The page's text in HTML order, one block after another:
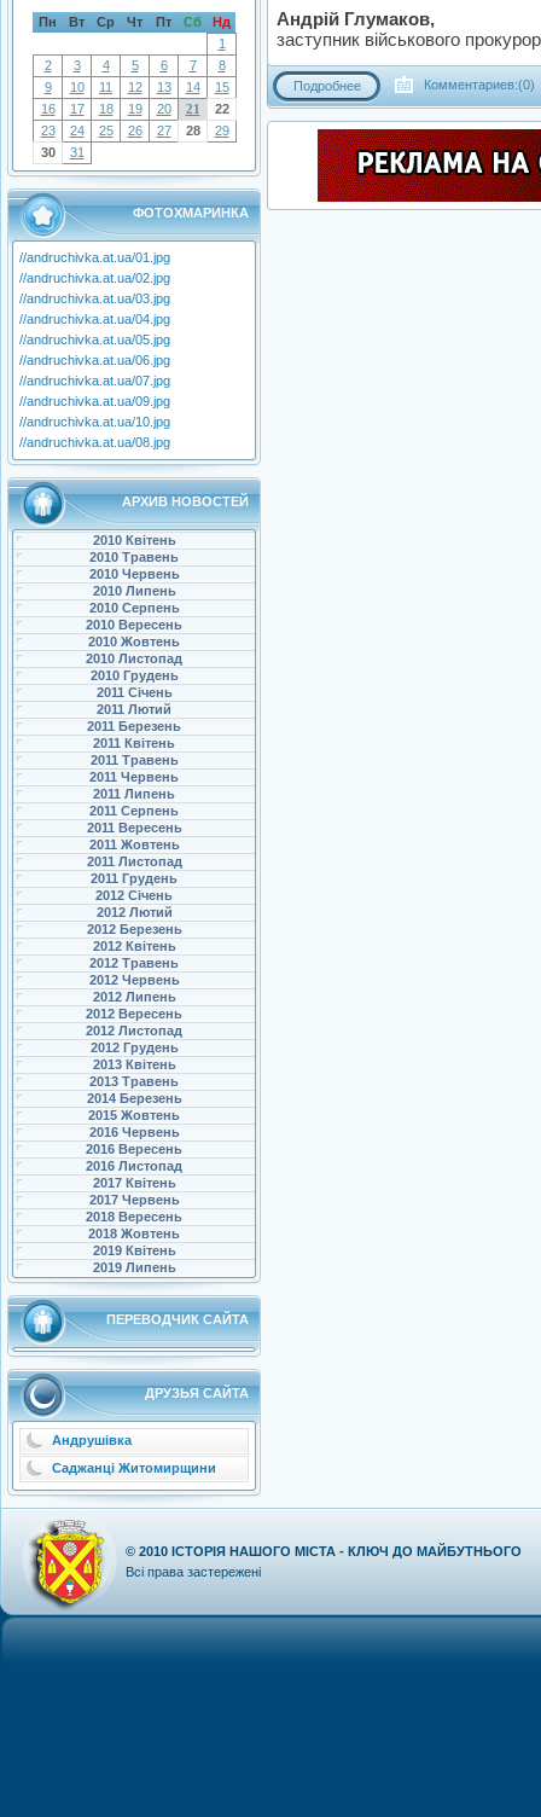
Пн Вт Ср Чт Пт Сб
Нд
1
2
3 4 5 6 7
8
9
10 11 12 13 14
15
16
17 18 19 20 21
22
23
24 25 26 27 28
29
30
31
ФОТОХМАРИНКА
//andruchivka.at.ua/01.jpg
//andruchivka.at.ua/02.jpg
//andruchivka.at.ua/03.jpg
//andruchivka.at.ua/04.jpg
//andruchivka.at.ua/05.jpg
//andruchivka.at.ua/06.jpg
//andruchivka.at.ua/07.jpg
//andruchivka.at.ua/09.jpg
//andruchivka.at.ua/10.jpg
//andruchivka.at.ua/08.jpg
АРХИВ НОВОСТЕЙ
2010 Квітень
2010 Травень
2010 Червень
2010 Липень
2010 Серпень
2010 Вересень
2010 Жовтень
2010 Листопад
2010 Грудень
2011 Січень
2011 Лютий
2011 Березень
2011 Квітень
2011 Травень
2011 Червень
2011 Липень
2011 Серпень
2011 Вересень
2011 Жовтень
2011 Листопад
2011 Грудень
2012 Січень
2012 Лютий
2012 Березень
2012 Квітень
2012 Травень
2012 Червень
2012 Липень
2012 Вересень
2012 Листопад
2012 Грудень
2013 Квітень
2013 Травень
2014 Березень
2015 Жовтень
2016 Червень
2016 Вересень
2016 Листопад
2017 Квітень
2017 Червень
2018 Вересень
2018 Жовтень
2019 Квітень
2019 Липень
ПЕРЕВОДЧИК САЙТА
ДРУЗЬЯ САЙТА
Андрушівка
Саджанці Житомирщини
Андрій Глумаков,
заступник військового
Подробнее Комментариев:(0)
© 2010 ІСТОРІЯ НАШОГО МІСТА - КЛЮЧ ДО МАЙБУТНЬОГО
Всі права застережені